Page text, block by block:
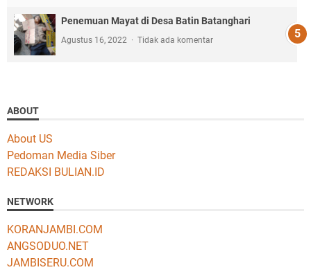
Penemuan Mayat di Desa Batin Batanghari
Agustus 16, 2022 Tidak ada komentar
ABOUT
About US
Pedoman Media Siber
REDAKSI BULIAN.ID
NETWORK
KORANJAMBI.COM
ANGSODUO.NET
JAMBISERU.COM